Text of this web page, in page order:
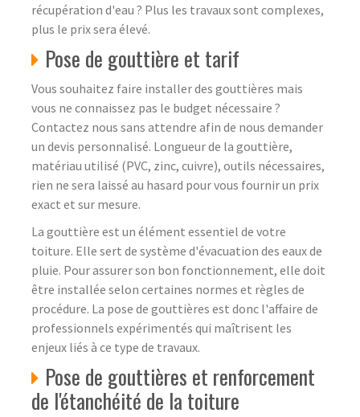
récupération d'eau ? Plus les travaux sont complexes,
plus le prix sera élevé.
Pose de gouttière et tarif
Vous souhaitez faire installer des gouttières mais
vous ne connaissez pas le budget nécessaire ?
Contactez nous sans attendre afin de nous demander
un devis personnalisé. Longueur de la gouttière,
matériau utilisé (PVC, zinc, cuivre), outils nécessaires,
rien ne sera laissé au hasard pour vous fournir un prix
exact et sur mesure.
La gouttière est un élément essentiel de votre
toiture. Elle sert de système d'évacuation des eaux de
pluie. Pour assurer son bon fonctionnement, elle doit
être installée selon certaines normes et règles de
procédure. La pose de gouttières est donc l'affaire de
professionnels expérimentés qui maîtrisent les
enjeux liés à ce type de travaux.
Pose de gouttières et renforcement
de l'étanchéité de la toiture